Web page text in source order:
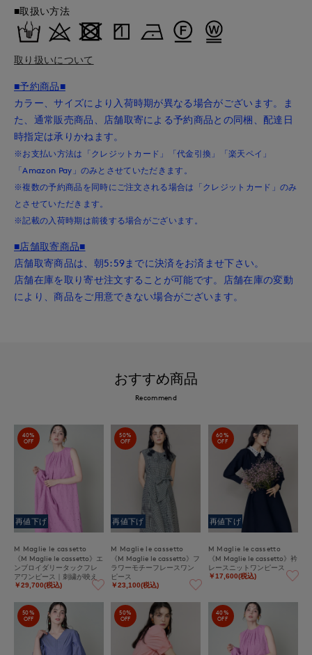
■取扱い方法
取り扱いについて
■予約商品■
カラー、サイズにより入荷時期が異なる場合がございます。ま
た、通常販売商品、店舗取寄による予約商品との同梱、配達日
時指定は承りかねます。
※お支払い方法は「クレジットカード」「代金引換」「楽天ペイ」
「Amazon Pay」のみとさせていただきます。
※複数の予約商品を同時にご注文される場合は「クレジットカード」のみ
とさせていただきます。
※記載の入荷時期は前後する場合がございます。
■店舗取寄商品■
店舗取寄商品は、朝5:59までに決済をお済ませ下さい。
店舗在庫を取り寄せ注文することが可能です。店舗在庫の変動
により、商品をご用意できない場合がございます。
おすすめ商品
Recommend
40%
OFF
再値下げ
M Maglie le cassetto
《M Maglie le cassetto》エ
ンブロイダリータックフレ
アワンピース｜刺繍が映え
る優雅な一着
￥29,700(税込)
50%
OFF
再値下げ
M Maglie le cassetto
《M Maglie le cassetto》フ
ラワーモチーフレースワン
ピース
￥23,100(税込)
60%
OFF
再値下げ
M Maglie le cassetto
《M Maglie le cassetto》衿
レースニットワンピース
￥17,600(税込)
50%
OFF
50%
OFF
40%
OFF